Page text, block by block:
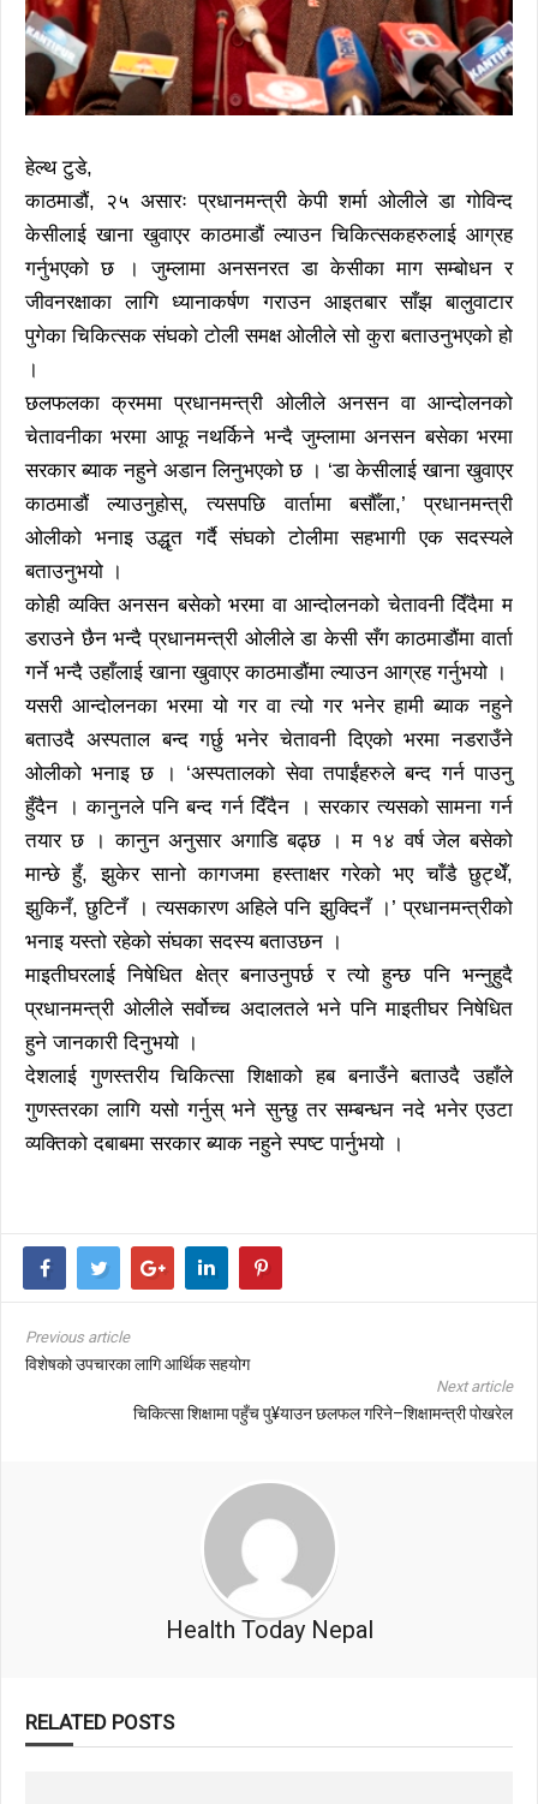
हेल्थ टुडे,
काठमाडौं, २५ असारः प्रधानमन्त्री केपी शर्मा ओलीले डा गोविन्द
केसीलाई खाना खुवाएर काठमाडौं ल्याउन चिकित्सकहरुलाई आग्रह
गर्नुभएको छ । जुम्लामा अनसनरत डा केसीका माग सम्बोधन र
जीवनरक्षाका लागि ध्यानाकर्षण गराउन आइतबार साँझ बालुवाटार
पुगेका चिकित्सक संघको टोली समक्ष ओलीले सो कुरा बताउनुभएको हो
।
छलफलका क्रममा प्रधानमन्त्री ओलीले अनसन वा आन्दोलनको
चेतावनीका भरमा आफू नथर्किने भन्दै जुम्लामा अनसन बसेका भरमा
सरकार ब्याक नहुने अडान लिनुभएको छ । ‘डा केसीलाई खाना खुवाएर
काठमाडौं ल्याउनुहोस्, त्यसपछि वार्तामा बसौँला,’ प्रधानमन्त्री
ओलीको भनाइ उद्धृत गर्दै संघको टोलीमा सहभागी एक सदस्यले
बताउनुभयो ।
कोही व्यक्ति अनसन बसेको भरमा वा आन्दोलनको चेतावनी दिँदैमा म
डराउने छैन भन्दै प्रधानमन्त्री ओलीले डा केसी सँग काठमाडौंमा वार्ता
गर्ने भन्दै उहाँलाई खाना खुवाएर काठमाडौंमा ल्याउन आग्रह गर्नुभयो ।
यसरी आन्दोलनका भरमा यो गर वा त्यो गर भनेर हामी ब्याक नहुने
बताउदै अस्पताल बन्द गर्छु भनेर चेतावनी दिएको भरमा नडराउँने
ओलीको भनाइ छ । ‘अस्पतालको सेवा तपाईंहरुले बन्द गर्न पाउनु
हुँदैन । कानुनले पनि बन्द गर्न दिँदैन । सरकार त्यसको सामना गर्न
तयार छ । कानुन अनुसार अगाडि बढ्छ । म १४ वर्ष जेल बसेको
मान्छे हुँ, झुकेर सानो कागजमा हस्ताक्षर गरेको भए चाँडै छुट्थेँ,
झुकिनँ, छुटिनँ । त्यसकारण अहिले पनि झुक्दिनँ ।’ प्रधानमन्त्रीको
भनाइ यस्तो रहेको संघका सदस्य बताउछन ।
माइतीघरलाई निषेधित क्षेत्र बनाउनुपर्छ र त्यो हुन्छ पनि भन्नुहुदै
प्रधानमन्त्री ओलीले सर्वोच्च अदालतले भने पनि माइतीघर निषेधित
हुने जानकारी दिनुभयो ।
देशलाई गुणस्तरीय चिकित्सा शिक्षाको हब बनाउँने बताउदै उहाँले
गुणस्तरका लागि यसो गर्नुस् भने सुन्छु तर सम्बन्धन नदे भनेर एउटा
व्यक्तिको दबाबमा सरकार ब्याक नहुने स्पष्ट पार्नुभयो ।
Previous article
विशेषको उपचारका लागि आर्थिक सहयोग
Next article
चिकित्सा शिक्षामा पहुँच पु¥याउन छलफल गरिने–शिक्षामन्त्री पोखरेल
Health Today Nepal
RELATED POSTS